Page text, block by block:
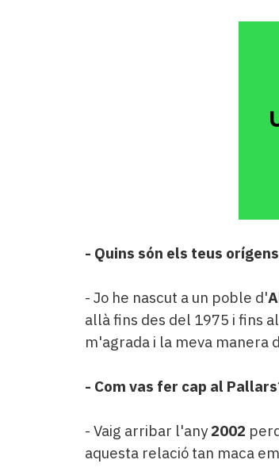
- Quins són els teus
- Jo he nascut a un poble d'
allà fins des del 1975 i fins
m'agrada i la meva manera
- Com vas fer cap al
- Vaig arribar l'any2002
aquesta relació tan maca